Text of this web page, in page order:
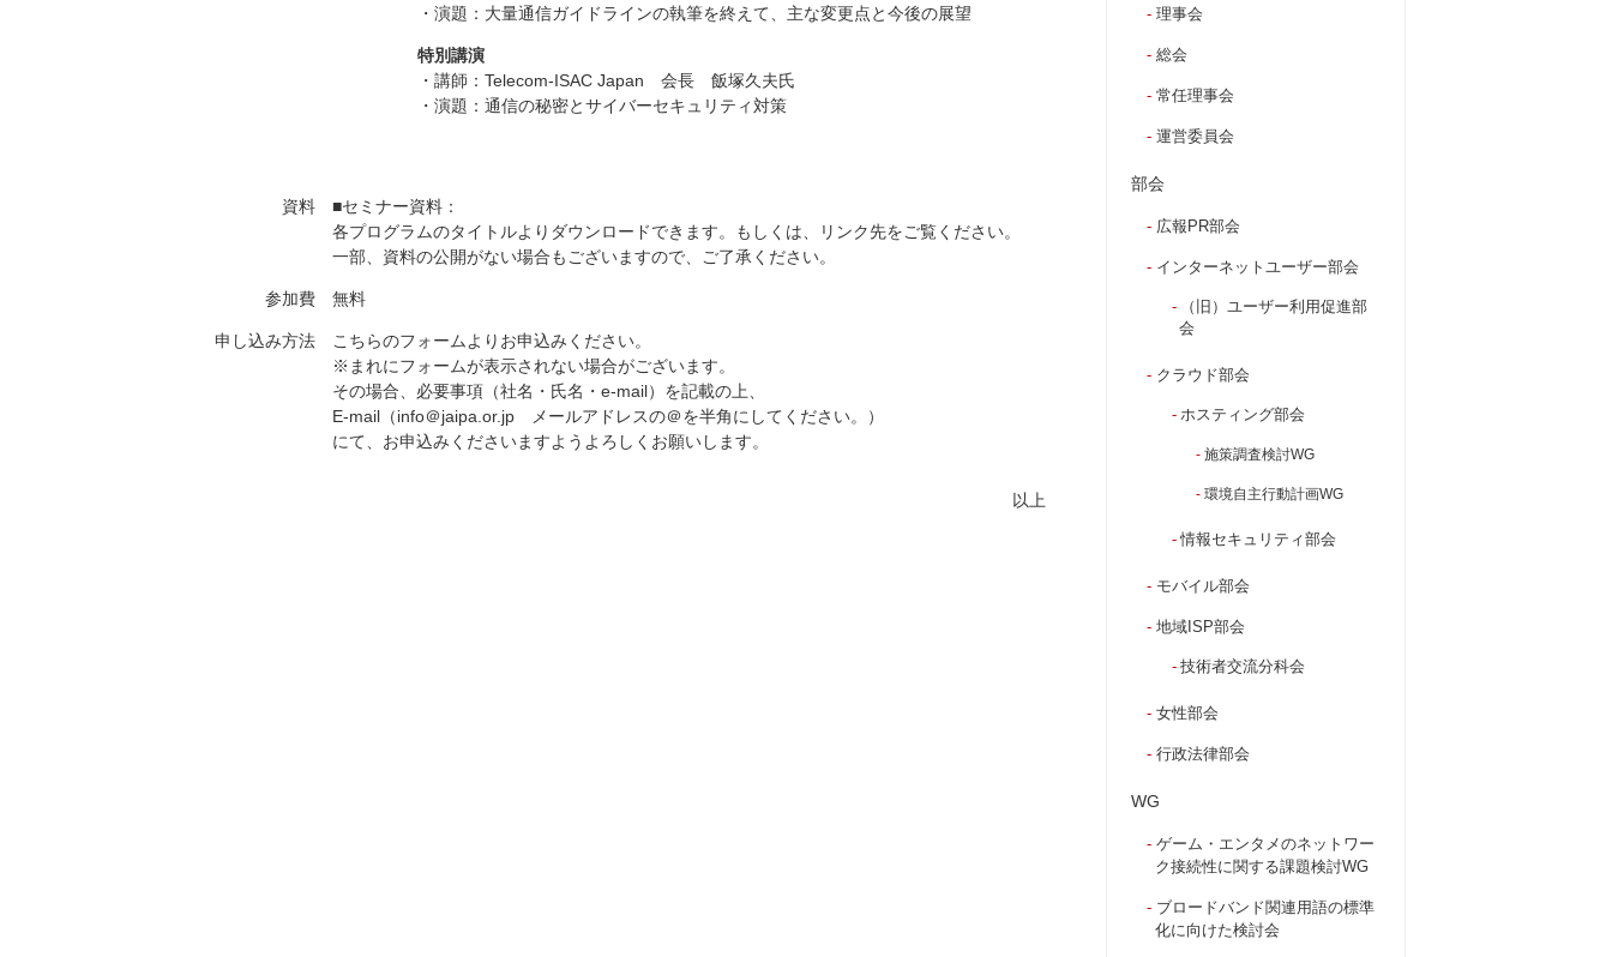
・演題：大量通信ガイドラインの執筆を終えて、主な変更点と今後の展望
特別講演
・講師：Telecom-ISAC Japan 会長 飯塚久夫氏
・演題：通信の秘密とサイバーセキュリティ対策
資料
■セミナー資料：
各プログラムのタイトルよりダウンロードできます。もしくは、リンク先をご覧ください。
一部、資料の公開がない場合もございますので、ご了承ください。
参加費 無料
申し込み方法
こちらのフォームよりお申込みください。
※まれにフォームが表示されない場合がございます。
その場合、必要事項（社名・氏名・e-mail）を記載の上、
E-mail（info＠jaipa.or.jp メールアドレスの＠を半角にしてください。）
にて、お申込みくださいますようよろしくお願いします。
以上
理事会
総会
常任理事会
運営委員会
部会
広報PR部会
インターネットユーザー部会
（旧）ユーザー利用促進部
会
クラウド部会
ホスティング部会
施策調査検討WG
環境自主行動計画WG
情報セキュリティ部会
モバイル部会
地域ISP部会
技術者交流分科会
女性部会
行政法律部会
WG
ゲーム・エンタメのネットワー
ク接続性に関する課題検討WG
ブロードバンド関連用語の標準
化に向けた検討会